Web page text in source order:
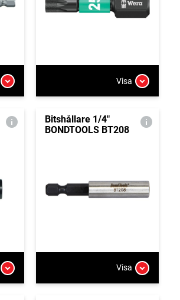
Visa
Bitshållare 1/4"
BONDTOOLS BT208
Visa